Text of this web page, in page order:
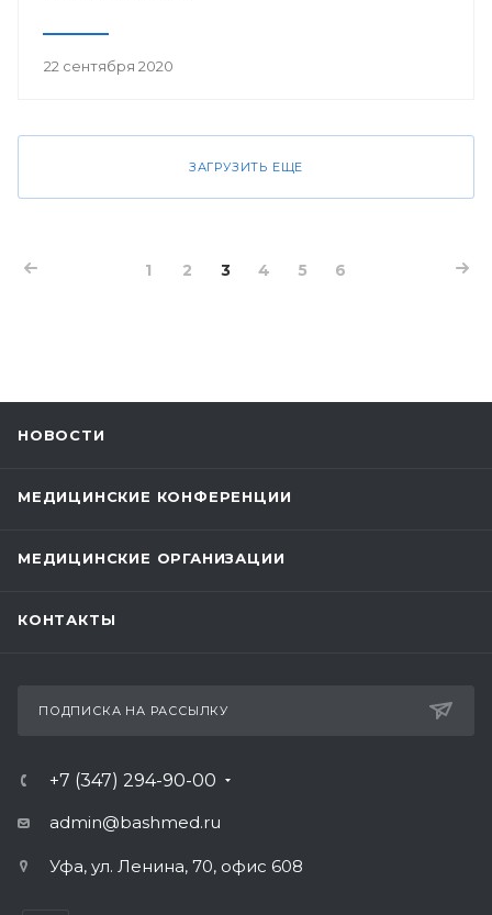
22 сентября 2020
ЗАГРУЗИТЬ ЕЩЕ
1 2 3 4 5 6
НОВОСТИ
МЕДИЦИНСКИЕ КОНФЕРЕНЦИИ
МЕДИЦИНСКИЕ ОРГАНИЗАЦИИ
КОНТАКТЫ
ПОДПИСКА НА РАССЫЛКУ
+7 (347) 294-90-00
admin@bashmed.ru
Уфа, ул. Ленина, 70, офис 608